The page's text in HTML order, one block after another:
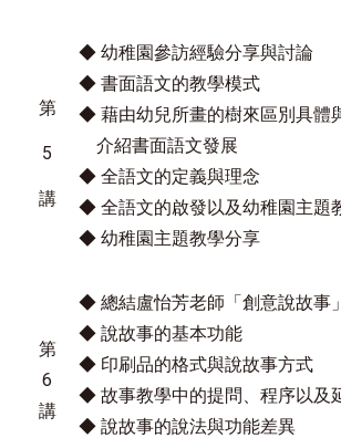
第
5
講
◆ 幼稚園參訪經驗分享與討論
◆ 書面語文的教學模式
◆ 藉由幼兒所畫的樹來區別具體
介紹書面語文發展
◆ 全語文的定義與理念
◆ 全語文的啟發以及幼稚園主題
◆ 幼稚園主題教學分享
第
6
講
◆ 總結盧怡芳老師「創意說故事
◆ 說故事的基本功能
◆ 印刷品的格式與說故事方式
◆ 故事教學中的提問、程序以及
◆ 說故事的說法與功能差異